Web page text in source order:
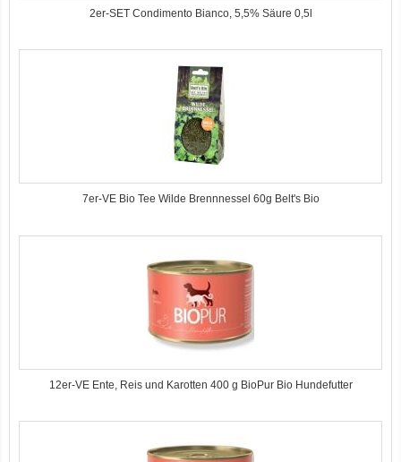
2er-SET Condimento Bianco, 5,5% Säure 0,5l
7er-VE Bio Tee Wilde Brennnessel 60g Belt's Bio
12er-VE Ente, Reis und Karotten 400 g BioPur Bio Hundefutter